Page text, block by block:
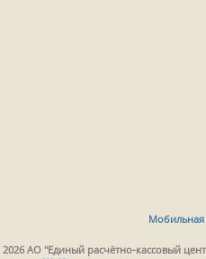
Мобильная
АО "Единый расчётно-кассовый